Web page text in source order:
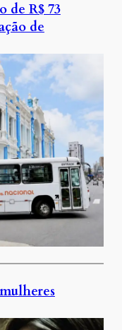
de R$ 73
de